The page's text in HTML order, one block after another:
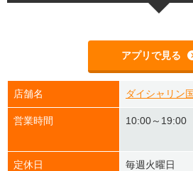
アプリで見る
店舗名 ダイシャリン
営業時間 10:00～19:00
定休日 毎週火曜日